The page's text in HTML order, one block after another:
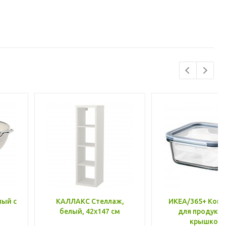
с
КАЛЛАКС Стеллаж,
белый, 42x147 см
ИКЕА/365+
для
крышкой,